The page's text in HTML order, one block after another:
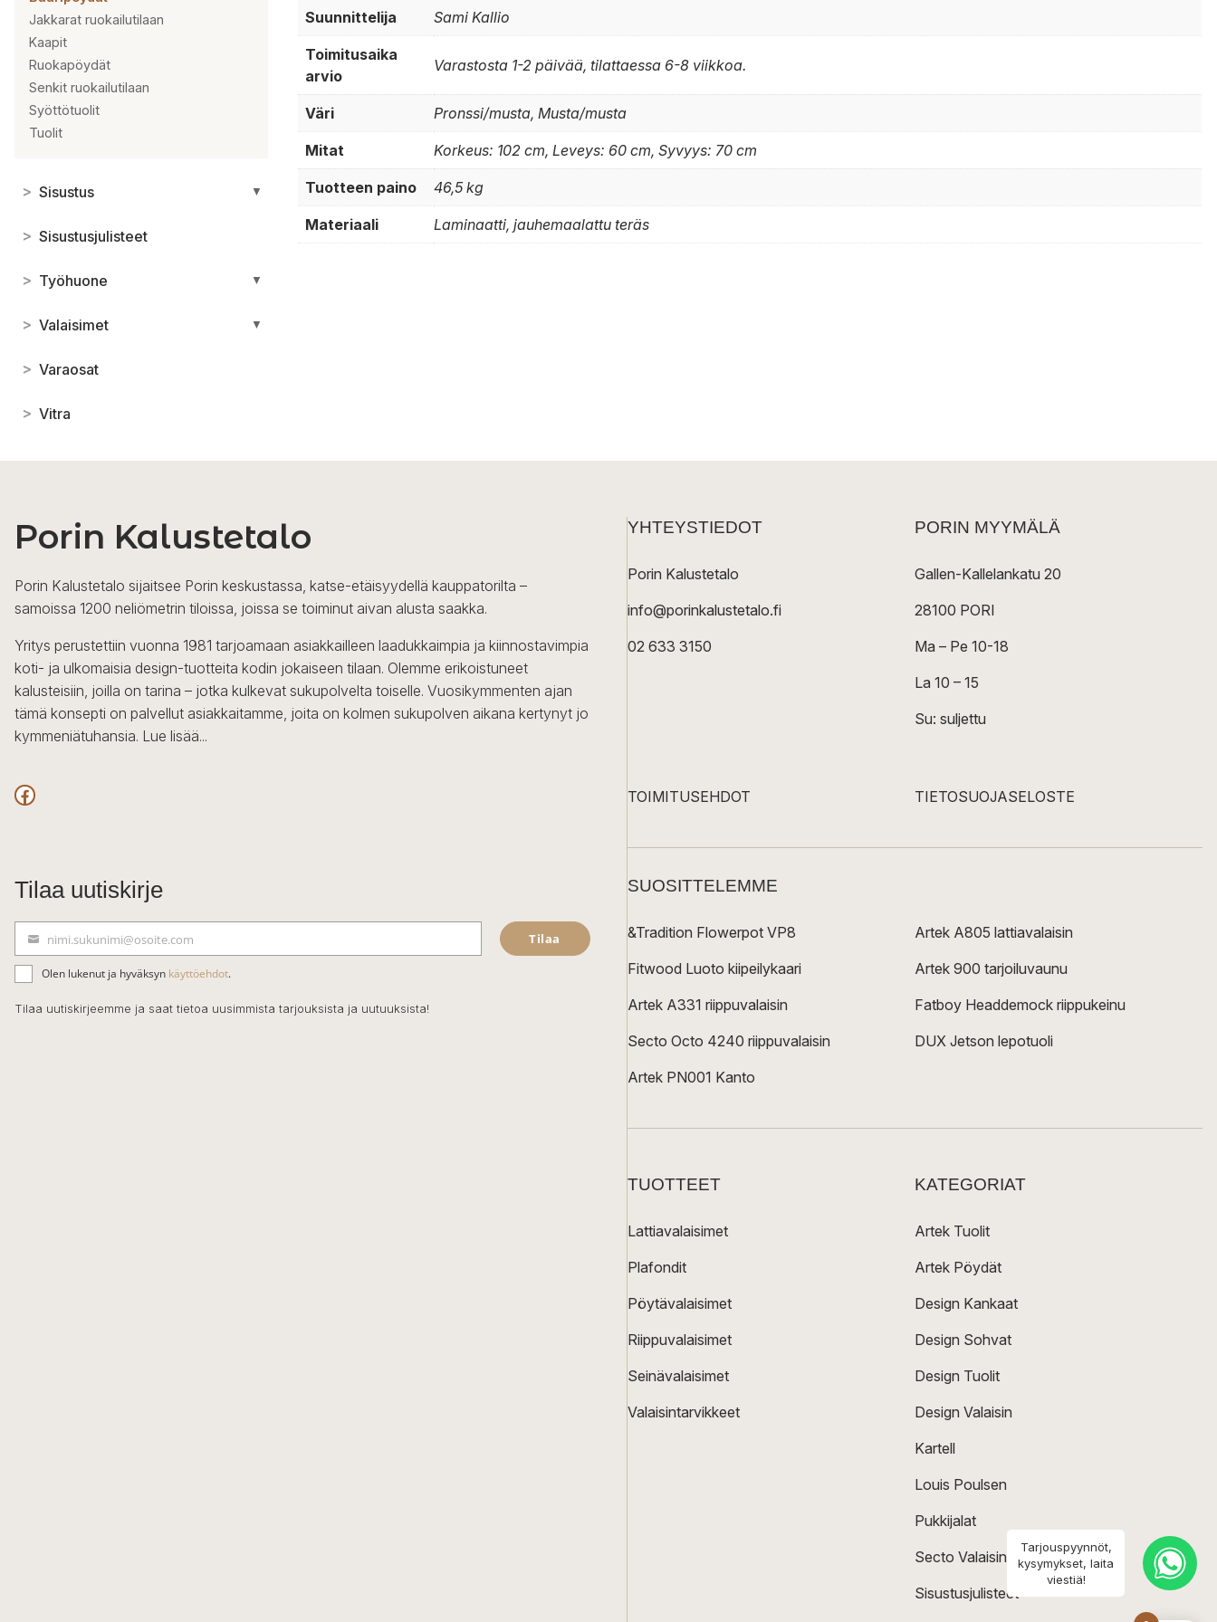
Jakkarat ruokailutilaan
Kaapit
Ruokapöydät
Senkit ruokailutilaan
Syöttötuolit
Tuolit
> Sisustus ▼
> Sisustusjulisteet
> Työhuone ▼
> Valaisimet ▼
> Varaosat
> Vitra
Suunnittelija Sami Kallio
Toimitusaika
arvio
Varastosta 1-2 päivää, tilattaessa 6-8 viikkoa.
Väri Pronssi/musta, Musta/musta
Mitat Korkeus: 102 cm, Leveys: 60 cm, Syvyys: 70 cm
Tuotteen paino 46,5 kg
Materiaali Laminaatti, jauhemaalattu teräs
Porin Kalustetalo
Porin Kalustetalo sijaitsee Porin keskustassa, katse-etäisyydellä kauppatorilta –
samoissa 1200 neliömetrin tiloissa, joissa se toiminut aivan alusta saakka.
Yritys perustettiin vuonna 1981 tarjoamaan asiakkailleen laadukkaimpia ja kiinnostavimpia
koti- ja ulkomaisia design-tuotteita kodin jokaiseen tilaan. Olemme erikoistuneet
kalusteisiin, joilla on tarina – jotka kulkevat sukupolvelta toiselle. Vuosikymmenten ajan
tämä konsepti on palvellut asiakkaitamme, joita on kolmen sukupolven aikana kertynyt jo
kymmeniätuhansia. Lue lisää...
Facebook
Tilaa uutiskirje
ä
h
k
nimi.sukunimi@osoite.com Tilaa
Olen lukenut ja hyväksyn käyttöehdot.
Tilaa uutiskirjeemme ja saat tietoa uusimmista tarjouksista ja uutuuksista!
YHTEYSTIEDOT
Porin Kalustetalo
info@porinkalustetalo.fi
02 633 3150
PORIN MYYMÄLÄ
Gallen-Kallelankatu 20
28100 PORI
Ma – Pe 10-18
La 10 – 15
Su: suljettu
TOIMITUSEHDOT TIETOSUOJASELOSTE
SUOSITTELEMME
&Tradition Flowerpot VP8
Fitwood Luoto kiipeilykaari
Artek A331 riippuvalaisin
Secto Octo 4240 riippuvalaisin
Artek PN001 Kanto
Artek A805 lattiavalaisin
Artek 900 tarjoiluvaunu
Fatboy Headdemock riippukeinu
DUX Jetson lepotuoli
TUOTTEET
Lattiavalaisimet
Plafondit
Pöytävalaisimet
Riippuvalaisimet
Seinävalaisimet
Valaisintarvikkeet
KATEGORIAT
Artek Tuolit
Artek Pöydät
Design Kankaat
Design Sohvat
Design Tuolit
Design Valaisin
Kartell
Louis Poulsen
Pukkijalat
Secto Valaisin
Sisustusjulisteet
Tarjouspyynnöt,
kysymykset, laita
viestiä!